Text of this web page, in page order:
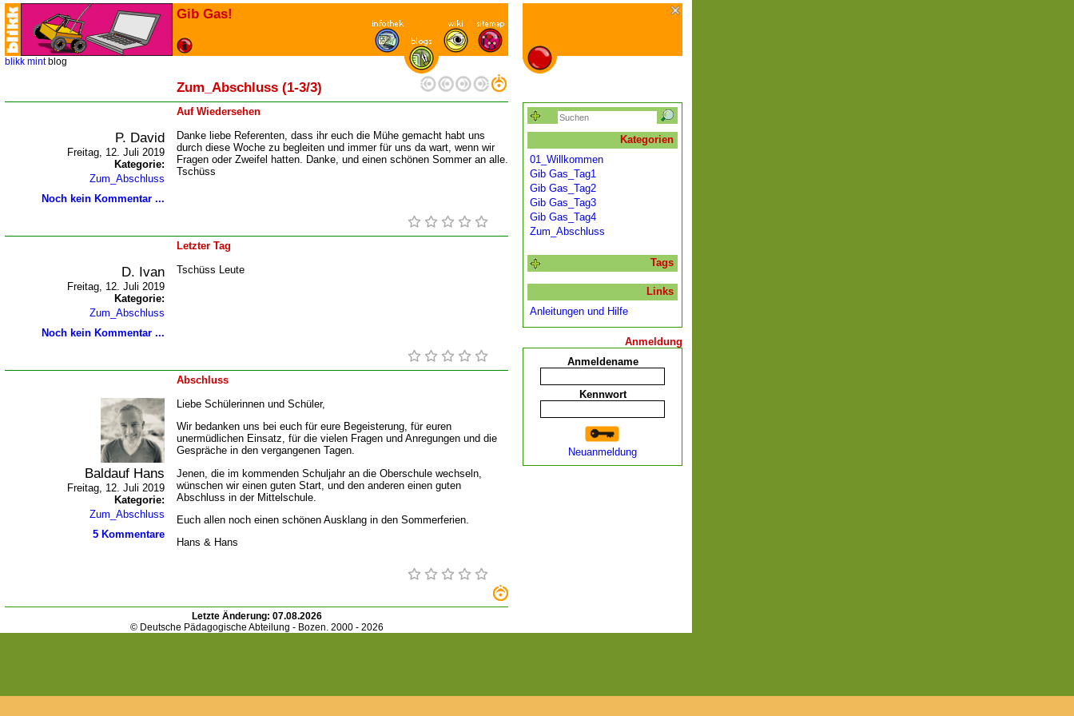
Gib Gas!
blikk mint blog
Zum_Abschluss (1-3/3)
Auf Wiedersehen
P. David
Freitag, 12. Juli 2019
Kategorie:
Zum_Abschluss
Noch kein Kommentar ...
Danke liebe Referenten, dass ihr euch die Mühe gemacht habt uns
durch diese Woche zu begleiten und immer für uns da wart, wenn wir
Fragen oder Zweifel hatten. Danke, und einen schönen Sommer an alle.
Tschüss
Letzter Tag
D. Ivan
Freitag, 12. Juli 2019
Kategorie:
Zum_Abschluss
Noch kein Kommentar ...
Tschüss Leute
Abschluss
Baldauf Hans
Freitag, 12. Juli 2019
Kategorie:
Zum_Abschluss
5 Kommentare
Liebe Schülerinnen und Schüler,
Wir bedanken uns bei euch für eure Begeisterung, für euren
unermüdlichen Einsatz, für die vielen Fragen und Anregungen und die
Gespräche in den vergangenen Tagen.
Jenen, die im kommenden Schuljahr an die Oberschule wechseln,
wünschen wir einen guten Start, und den anderen einen guten
Abschluss in der Mittelschule.
Euch allen noch einen schönen Ausklang in den Sommerferien.
Hans & Hans
Letzte Änderung: 07.08.2026
© Deutsche Pädagogische Abteilung - Bozen. 2000 - 2026
Kategorien
01_Willkommen
Gib Gas_Tag1
Gib Gas_Tag2
Gib Gas_Tag3
Gib Gas_Tag4
Zum_Abschluss
Tags
Links
Anleitungen und Hilfe
Anmeldung
Anmeldename
Kennwort
Neuanmeldung